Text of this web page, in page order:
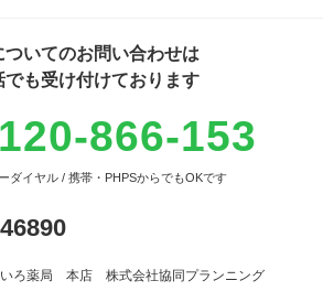
ついてのお問い合わせは
でも受け付けております
866-153
ダイヤル / 携帯・PHPSからでもOKです
ろ薬局 本店 株式会社協同プランニング